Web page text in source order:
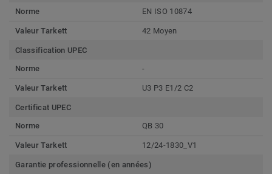
Norme
EN ISO 10874
Valeur Tarkett 42 Moyen
Classification UPEC
Norme
-
Valeur Tarkett U3 P3 E1/2 C2
Certificat UPEC
Norme
QB 30
Valeur Tarkett 12/24-1830_V1
Garantie professionnelle (en années)